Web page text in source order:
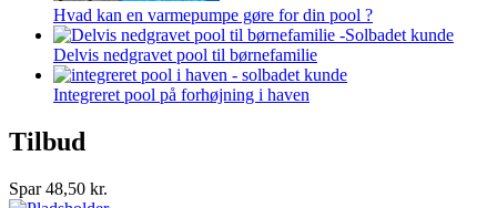
Hvad kan en varmepumpe gøre for din pool ?
Delvis nedgravet pool til børnefamilie
Integreret pool på forhøjning i haven
Tilbud
Spar48,50 kr.